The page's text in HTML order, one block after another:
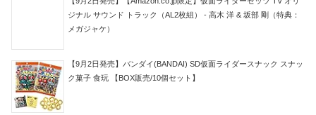
ジナル サウンド トラック（AL2枚組） - 高木 洋 & 坂部 剛（特典：
メガジャケ）
【9月2日発売】バンダイ(BANDAI) SD仮面ライダースナック スナッ
ク菓子 食玩 【BOX販売/10個セット】